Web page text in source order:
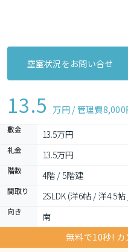
空室状況をお問い合せ
13.5 万円 / 管理費8,000
敷金 13.5万円
礼金 13.5万円
階数 4階 / 5階建
間取り 2SLDK (洋6帖 / 洋4.5
向き
南
無料で10秒!